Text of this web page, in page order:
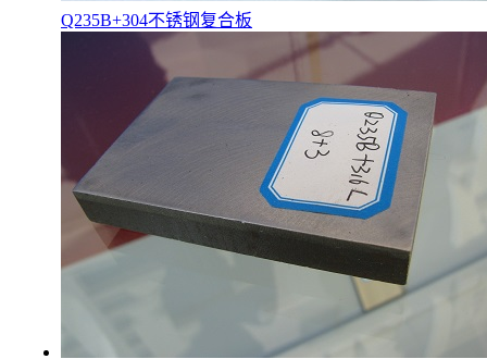
Q235B+304不锈钢复合板